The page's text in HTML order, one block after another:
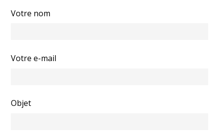
Votre nom
Votre e-mail
Objet